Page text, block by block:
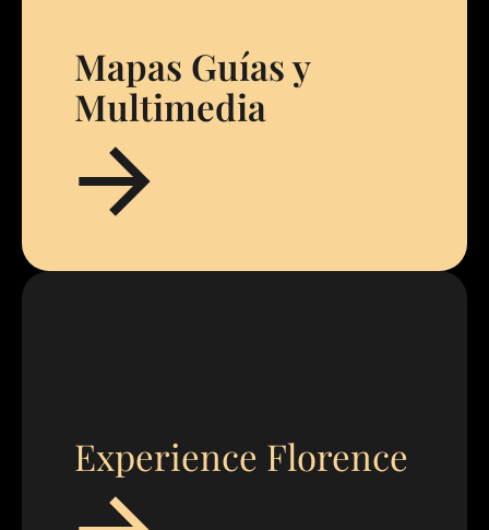
Mapas Guías y
Multimedia
Experience Florence